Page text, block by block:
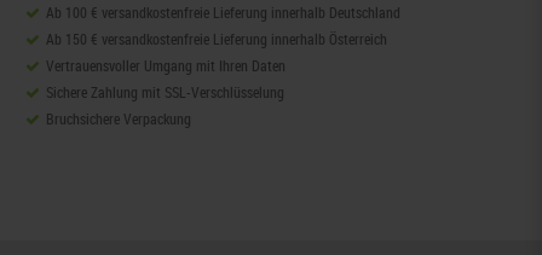
Ab 100 € versandkostenfreie Lieferung innerhalb Deutschland
Ab 150 € versandkostenfreie Lieferung innerhalb Österreich
Vertrauensvoller Umgang mit Ihren Daten
Sichere Zahlung mit SSL-Verschlüsselung
Bruchsichere Verpackung